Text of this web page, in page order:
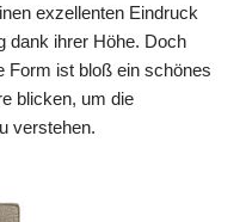
exzellenten Eindruck
dank ihrer Höhe. Doch
Form ist bloß ein schönes
blicken, um die
verstehen.